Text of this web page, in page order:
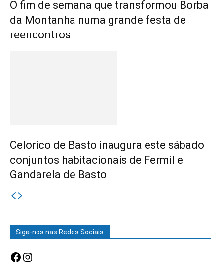
O fim de semana que transformou Borba
da Montanha numa grande festa de
reencontros
Celorico de Basto inaugura este sábado
conjuntos habitacionais de Fermil e
Gandarela de Basto
Siga-nos nas Redes Sociais
Facebook
Instagram